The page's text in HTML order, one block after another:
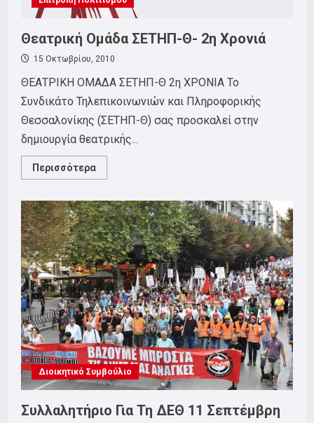
Θεατρική Ομάδα ΣΕΤΗΠ-Θ- 2η Χρονιά
15 Οκτωβρίου, 2010
ΘΕΑΤΡΙΚΗ ΟΜΑΔΑ ΣΕΤΗΠ-Θ 2η ΧΡΟΝΙΑ Το
Συνδικάτο Τηλεπικοινωνιών και Πληροφορικής
Θεσσαλονίκης (ΣΕΤΗΠ-Θ) σας προσκαλεί στην
δημιουργία θεατρικής...
Περισσότερα
more
Ομάδα
ΣΕΤΗΠ-
Θ-
2η
Χρονιά
Διοικητικό Συμβούλιο
Συλλαλητήριο Για Τη ΔΕΘ 11 Σεπτέμβρη